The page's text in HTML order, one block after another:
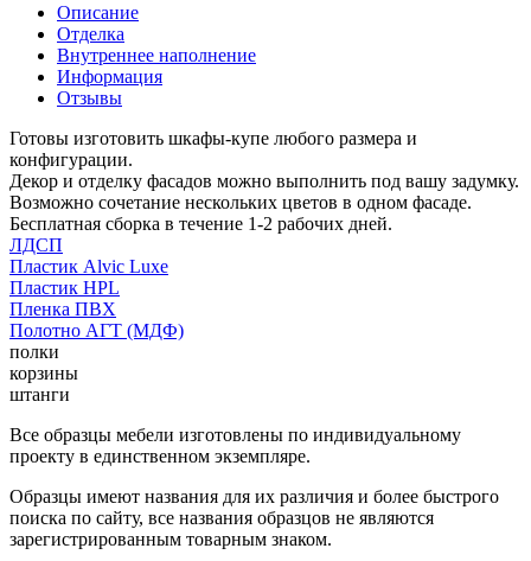
Описание
Отделка
Внутреннее наполнение
Информация
Отзывы
Готовы изготовить шкафы-купе любого размера и
конфигурации.
Декор и отделку фасадов можно выполнить под вашу задумку.
Возможно сочетание нескольких цветов в одном фасаде.
Бесплатная сборка в течение 1-2 рабочих дней.
ЛДСП
Пластик Alvic Luxe
Пластик HPL
Пленка ПВХ
Полотно АГТ (МДФ)
полки
корзины
штанги
Все образцы мебели изготовлены по индивидуальному
проекту в единственном экземпляре.
Образцы имеют названия для их различия и более быстрого
поиска по сайту, все названия образцов не являются
зарегистрированным товарным знаком.